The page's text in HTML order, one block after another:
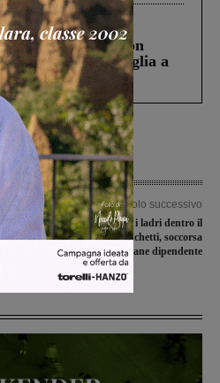
di Castiglion
aveva ucciso la figlia a
Articolo successivo
Va a lavoro e trova i ladri dentro il
punto vendita Menchetti, soccorsa
giovane dipendente